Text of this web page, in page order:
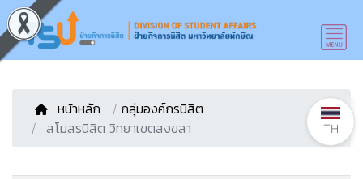
หน้าหลัก / กลุ่มองค์กรนิสิต
สโมสรนิสิต วิทยาเขตสงขลา
TH